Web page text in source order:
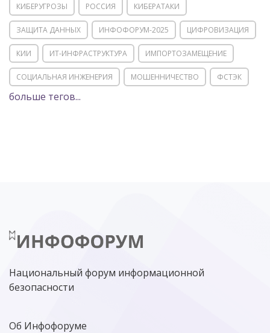
КИБЕРУГРОЗЫ РОССИЯ КИБЕРАТАКИ
ЗАЩИТА ДАННЫХ ИНФОФОРУМ-2025 ЦИФРОВИЗАЦИЯ
КИИ ИТ-ИНФРАСТРУКТУРА ИМПОРТОЗАМЕЩЕНИЕ
СОЦИАЛЬНАЯ ИНЖЕНЕРИЯ МОШЕННИЧЕСТВО ФСТЭК
POSITIVE TECHNOLOGIES
МИНЦИФРЫ РОССИИ NGFW
больше тегов...
Национальный форум информационной
безопасности
Об Инфофоруме